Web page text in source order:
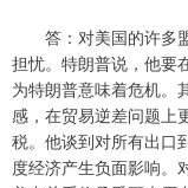
答：对美国的许多盟
担忧。特朗普说，他要
为特朗普意味着危机。
感，在贸易逆差问题上
税。他谈到对所有出口
度经济产生负面影响。